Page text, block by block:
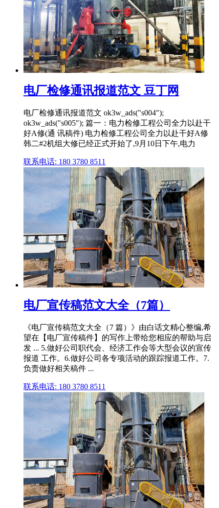
电厂检修通讯报道范文 豆丁网
电厂检修通讯报道范文 ok3w_ads("s004");
ok3w_ads("s005"); 篇一：电力检修工程公司全力以赴干
好A修(通 讯稿件) 电力检修工程公司全力以赴干好A修
韩二#2机组大修已经正式开始了,9月10日下午,电力
联系电话: 180 3780 8511
电厂宣传稿范文大全（7篇）
《电厂宣传稿范文大全（7 篇）》由白话文精心整编,希
望在【电厂宣传稿件】的写作上带给您相应的帮助与启
发 ... 5.做好公司职代会、经济工作会等大型会议的宣传
报道 工作。6.做好公司各专项活动的跟踪报道工作。7.
负责做好相关稿件 ...
联系电话: 180 3780 8511